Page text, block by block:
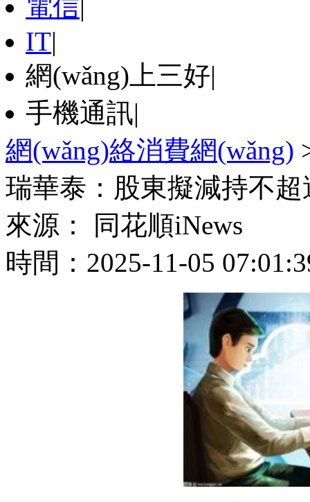
電信|
IT|
網(wǎng)上三好|
手機通訊|
網(wǎng)絡消費網(wǎng)
瑞華泰：股東擬減持不超
來源： 同花順iNews
時間：2025-11-05